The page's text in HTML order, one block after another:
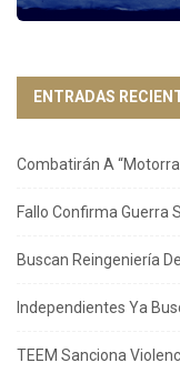
ENTRADAS
Combatirán A
Fallo Confirma Guerra
Buscan Reingeniería
Independientes Ya
TEEM Sanciona